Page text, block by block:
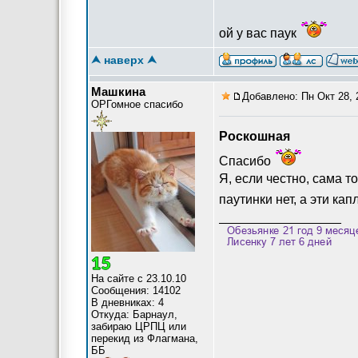
ой у вас паук
⮝ наверх ⮝
Машкина
ОРГомное спасибо
На сайте с 23.10.10
Сообщения: 14102
В дневниках: 4
Откуда: Барнаул,
забираю ЦРПЦ или
перекид из Флагмана,
ББ
Добавлено: Пн Окт 28,
Роскошная
Спасибо
Я, если честно, сама
паутинки нет, а эти